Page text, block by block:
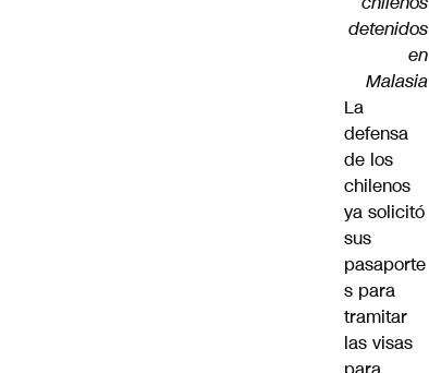
detenidos
en
Malasia
La
defensa
de los
chilenos
ya solicitó
sus
pasaporte
s para
tramitar
las visas